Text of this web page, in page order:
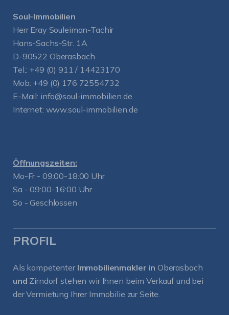
Soul-Immobilien
Herr Eray Souleiman-Tachir
Hans-Sachs-Str. 1A
D-90522 Oberasbach
Tel.: +49 (0) 911 / 14423170
Mob: +49 (0) 176 72554732
E-Mail: info@soul-immobilien.de
Internet: www.soul-immobilien.de
Öffnungszeiten:
Mo-Fr - 09:00-18:00 Uhr
Sa - 09:00-16:00 Uhr
So - Geschlossen
PROFIL
Als kompetenter Immobilienmakler in Oberasbach
und Zirndorf stehen wir Ihnen beim Verkauf und bei
der Vermietung Ihrer Immobilie zur Seite.